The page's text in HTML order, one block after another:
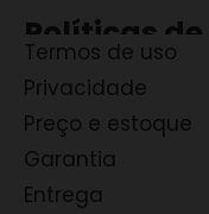
Políticas de
Termos de uso
Privacidade
Preço e estoque
Garantia
Entrega